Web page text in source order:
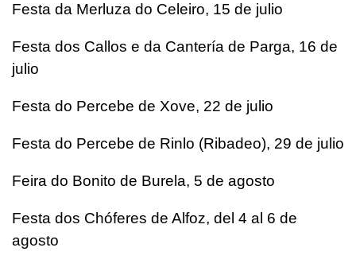
Festa da Merluza do Celeiro, 15 de julio
Festa dos Callos e da Cantería de Parga, 16 de
julio
Festa do Percebe de Xove, 22 de julio
Festa do Percebe de Rinlo (Ribadeo), 29 de julio
Feira do Bonito de Burela, 5 de agosto
Festa dos Chóferes de Alfoz, del 4 al 6 de
agosto